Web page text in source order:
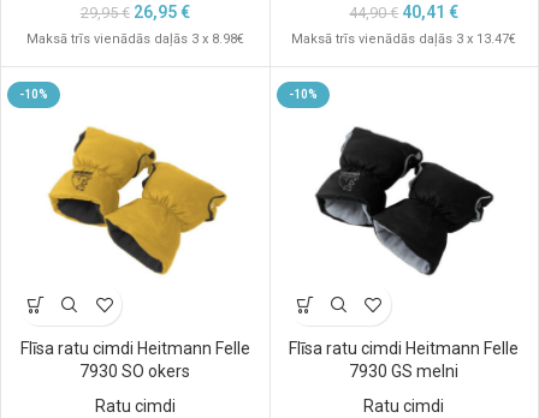
29,95€ 26,95€
Maksā trīs vienādās daļās 3 x 8.98€
44,90€ 40,41€
Maksā trīs vienādās daļās 3 x 13.47€
-10%
Flīsa ratu cimdi Heitmann Felle
7930 SO okers
Ratu cimdi
-10%
Flīsa ratu cimdi Heitmann Felle
7930 GS melni
Ratu cimdi